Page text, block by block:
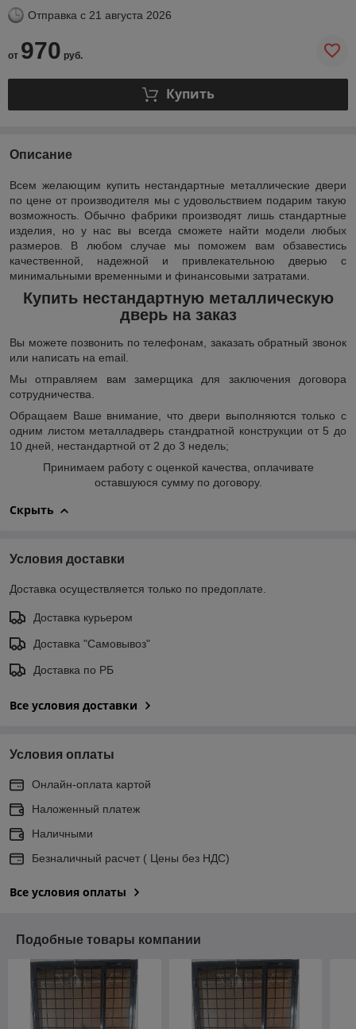
Отправка с 21 августа 2026
от 970 руб.
Купить
Описание
Всем желающим купить нестандартные металлические двери
по цене от производителя мы с удовольствием подарим такую
возможность. Обычно фабрики производят лишь стандартные
изделия, но у нас вы всегда сможете найти модели любых
размеров. В любом случае мы поможем вам обзавестись
качественной, надежной и привлекательною дверью с
минимальными временными и финансовыми затратами.
Купить нестандартную металлическую
дверь на заказ
Вы можете позвонить по телефонам, заказать обратный звонок
или написать на email.
Мы отправляем вам замерщика для заключения договора
сотрудничества.
Обращаем Ваше внимание, что двери выполняются только с
одним листом металладверь стандратной конструкции от 5 до
10 дней, нестандартной от 2 до 3 недель;
Принимаем работу с оценкой качества, оплачивате
оставшуюся сумму по договору.
Скрыть
Условия доставки
Доставка осуществляется только по предоплате.
Доставка курьером
Доставка "Самовывоз"
Доставка по РБ
Все условия доставки
Условия оплаты
Онлайн-оплата картой
Наложенный платеж
Наличными
Безналичный расчет ( Цены без НДС)
Все условия оплаты
Подобные товары компании